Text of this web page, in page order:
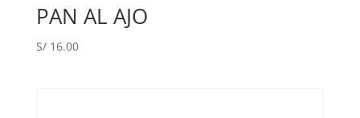
PAN AL AJO
S/16.00